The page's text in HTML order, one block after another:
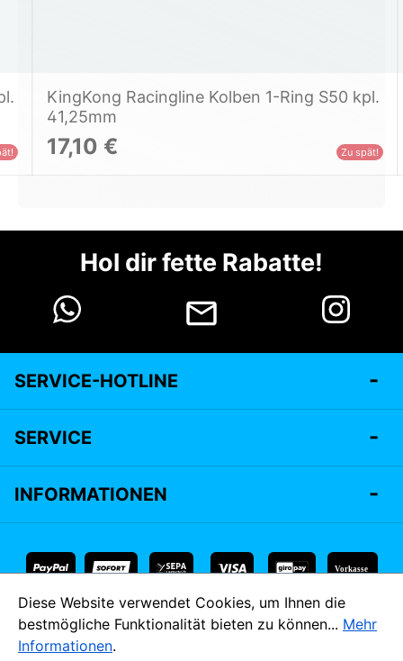
KingKong Racingline Kolben 1-Ring S50 kpl.
41,25mm
17,10 € Zu spät!
Hol dir fette Rabatte!
SERVICE-HOTLINE
SERVICE
INFORMATIONEN
Vorkasse
* Alle Preise inkl. gesetzl. Mehrwertsteuer zzgl.
Versandkosten
und ggf. Nachnahmegebühren, wenn nicht anders angegeben.
Diese Website verwendet Cookies, um Ihnen die
bestmögliche Funktionalität bieten zu können... Mehr
Informationen.